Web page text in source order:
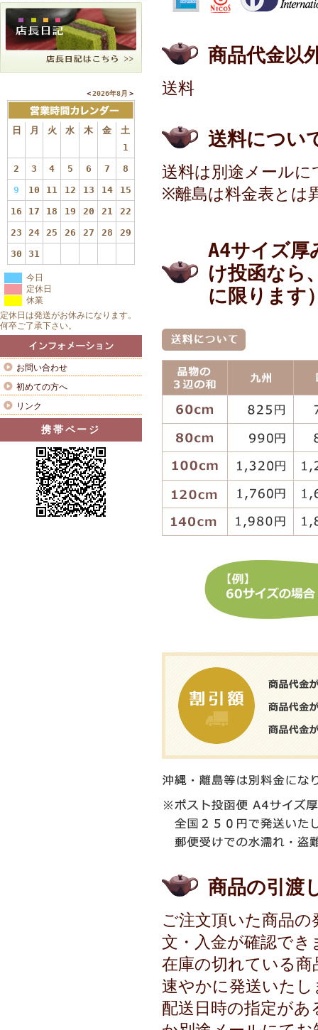
＜2026年8月 ＞
日 月 火 水 木 金
土
1
2
3 4 5 6 7
8
9
10 11 12 13 14
15
16
17 18 19 20 21
22
23
24 25 26 27 28
29
30
31
今日
定休日
休業
定休日は発送がお休みになります。
何卒ご了承下さい。
お問い合わせ
初めての方へ
リンク
携帯ページ
商品代金以
送料
送料につい
送料は別途メール
※離島は料金表とは
A4サイズ厚
け投函なら
に限ります
商品の引渡
ご注文頂いた商品
文・入金が確認で
在庫の切れている
速やかに発送いた
配送日時の指定が